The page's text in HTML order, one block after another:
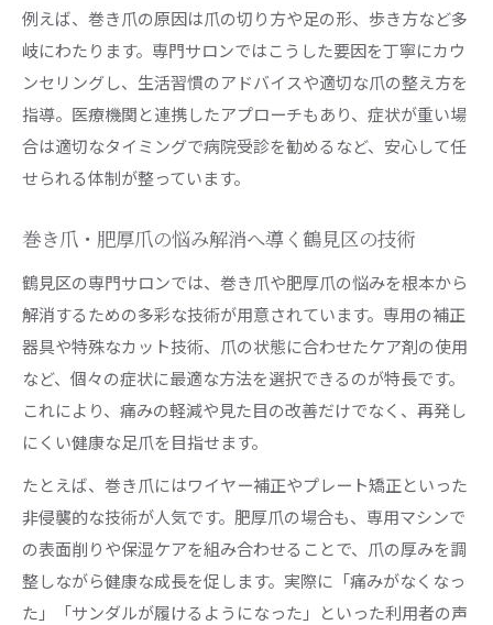
例えば、巻き爪の原因は爪の切り方や足の形、歩き方など多
岐にわたります。専門サロンではこうした要因を丁寧にカウ
ンセリングし、生活習慣のアドバイスや適切な爪の整え方を
指導。医療機関と連携したアプローチもあり、症状が重い場
合は適切なタイミングで病院受診を勧めるなど、安心して任
せられる体制が整っています。
巻き爪・肥厚爪の悩み解消へ導く鶴見区の技術
鶴見区の専門サロンでは、巻き爪や肥厚爪の悩みを根本から
解消するための多彩な技術が用意されています。専用の補正
器具や特殊なカット技術、爪の状態に合わせたケア剤の使用
など、個々の症状に最適な方法を選択できるのが特長です。
これにより、痛みの軽減や見た目の改善だけでなく、再発し
にくい健康な足爪を目指せます。
たとえば、巻き爪にはワイヤー補正やプレート矯正といった
非侵襲的な技術が人気です。肥厚爪の場合も、専用マシンで
の表面削りや保湿ケアを組み合わせることで、爪の厚みを調
整しながら健康な成長を促します。実際に「痛みがなくなっ
た」「サンダルが履けるようになった」といった利用者の声